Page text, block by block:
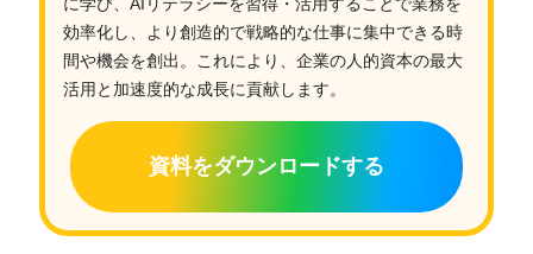
に学び、AIリテラシーを習得・活用することで業務を
効率化し、より創造的で戦略的な仕事に集中できる時
間や機会を創出。これにより、企業の人的資本の最大
活用と加速度的な成長に貢献します。
資料をダウンロードする